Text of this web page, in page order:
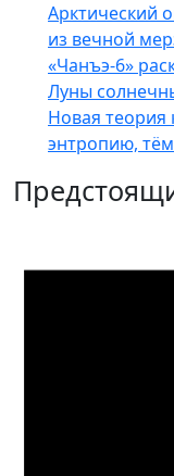
Арктический
из вечной
«Чанъэ-6»
Луны
Новая теория
энтропию,